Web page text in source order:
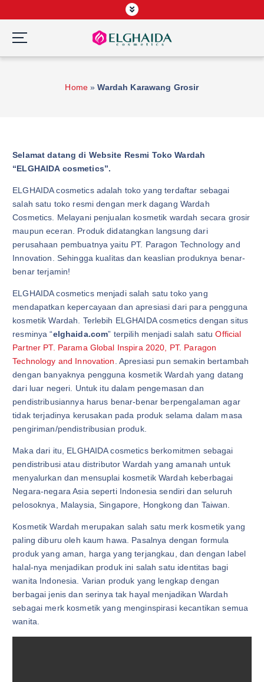
k
t
Home »Wardah Karawang Grosir
Selamat datang di Website Resmi Toko Wardah
“ELGHAIDA cosmetics”.
ELGHAIDA cosmetics adalah toko yang terdaftar sebagai
salah satu toko resmi dengan merk dagang Wardah
Cosmetics. Melayani penjualan kosmetik wardah secara grosir
maupun eceran. Produk didatangkan langsung dari
perusahaan pembuatnya yaitu PT. Paragon Technology and
Innovation. Sehingga kualitas dan keaslian produknya benar-
benar terjamin!
ELGHAIDA cosmetics menjadi salah satu toko yang
mendapatkan kepercayaan dan apresiasi dari para pengguna
kosmetik Wardah. Terlebih ELGHAIDA cosmetics dengan situs
resminya “elghaida.com” terpilih menjadi salah satuOfficial
Partner PT. Parama Global Inspira 2020, PT. Paragon
Technology and Innovation . Apresiasi pun semakin bertambah
dengan banyaknya pengguna kosmetik Wardah yang datang
dari luar negeri. Untuk itu dalam pengemasan dan
pendistribusiannya harus benar-benar berpengalaman agar
tidak terjadinya kerusakan pada produk selama dalam masa
pengiriman/pendistribusian produk.
Maka dari itu, ELGHAIDA cosmetics berkomitmen sebagai
pendistribusi atau distributor Wardah yang amanah untuk
menyalurkan dan mensuplai kosmetik Wardah keberbagai
Negara-negara Asia seperti Indonesia sendiri dan seluruh
pelosoknya, Malaysia, Singapore, Hongkong dan Taiwan.
Kosmetik Wardah merupakan salah satu merk kosmetik yang
paling diburu oleh kaum hawa. Pasalnya dengan formula
produk yang aman, harga yang terjangkau, dan dengan label
halal-nya menjadikan produk ini salah satu identitas bagi
wanita Indonesia. Varian produk yang lengkap dengan
berbagai jenis dan serinya tak hayal menjadikan Wardah
sebagai merk kosmetik yang menginspirasi kecantikan semua
wanita.